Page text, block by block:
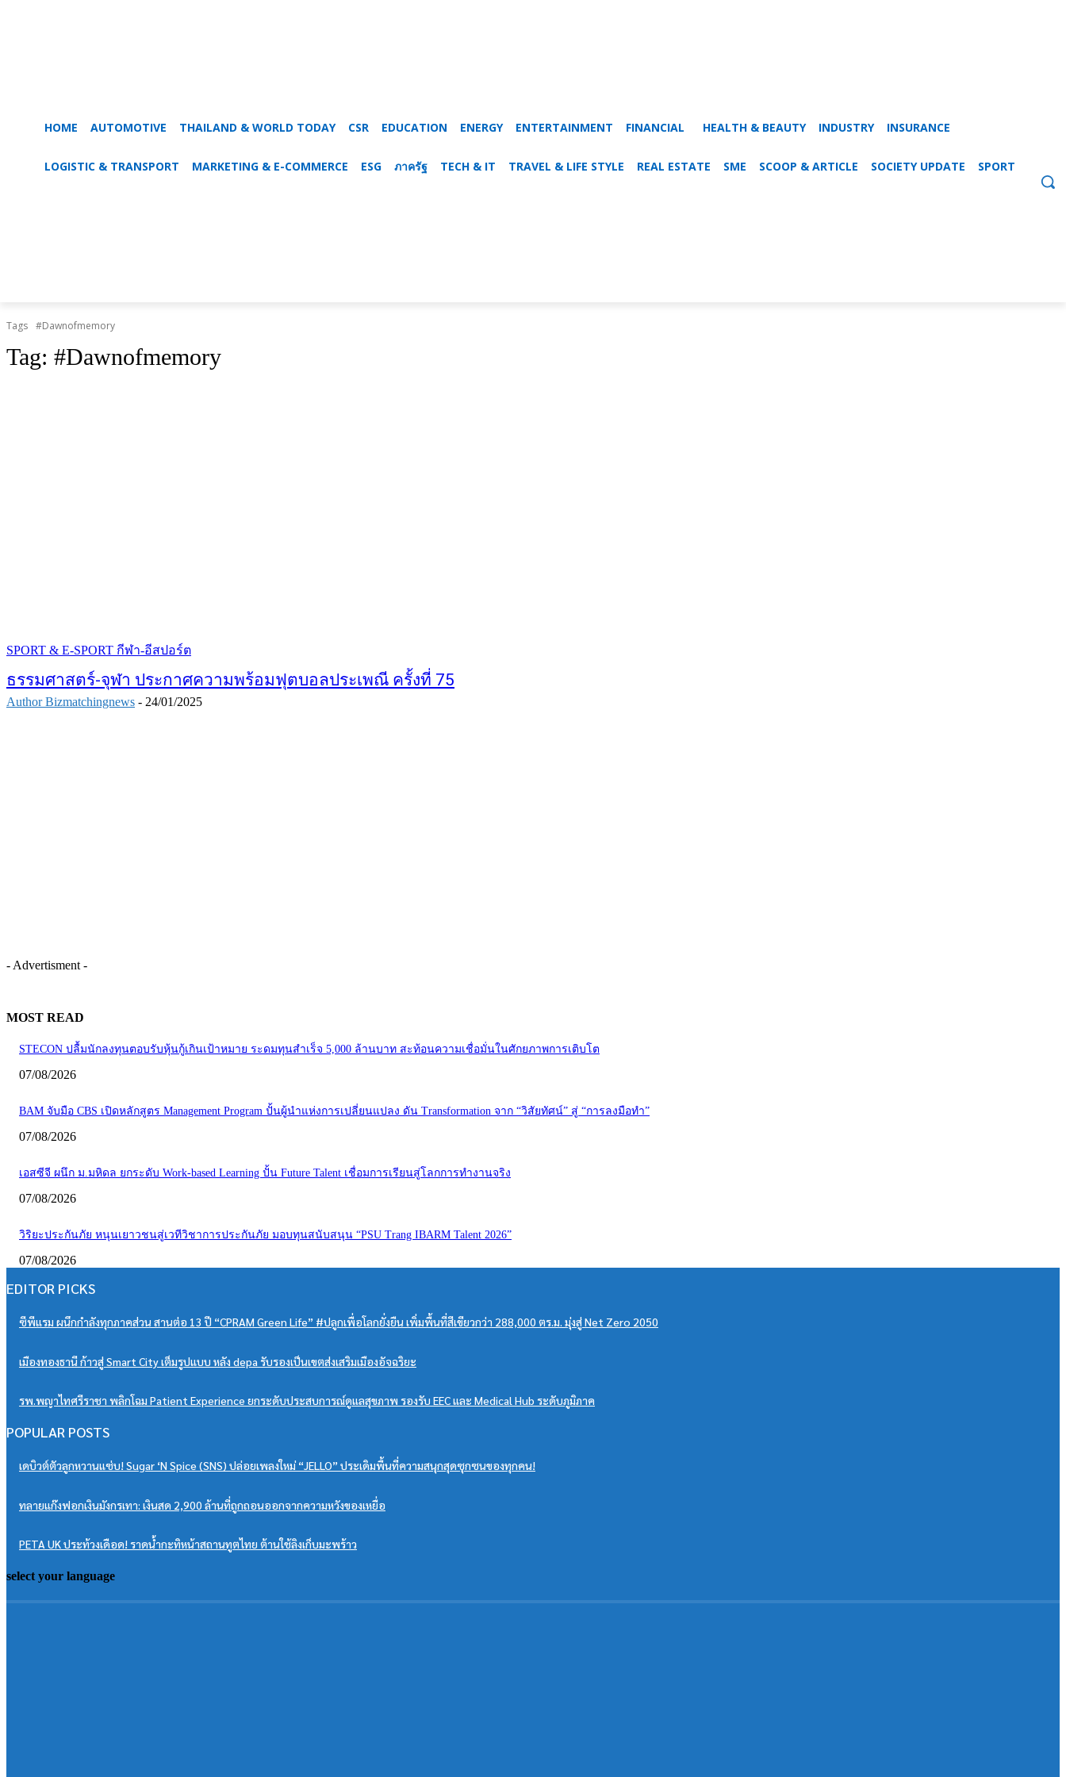
HOME AUTOMOTIVE THAILAND & WORLD TODAY CSR EDUCATION ENERGY ENTERTAINMENT FINANCIAL HEALTH & BEAUTY INDUSTRY INSURANCE
LOGISTIC & TRANSPORT MARKETING & E-COMMERCE ESG ภาครัฐ TECH & IT TRAVEL & LIFE STYLE REAL ESTATE SME SCOOP & ARTICLE SOCIETY UPDATE SPORT
Tags #Dawnofmemory
Tag: #Dawnofmemory
SPORT & E-SPORT กีฬา-อีสปอร์ต
ธรรมศาสตร์-จุฬา ประกาศความพร้อมฟุตบอลประเพณี ครั้งที่ 75
Author Bizmatchingnews - 24/01/2025
- Advertisment -
MOST READ
STECON ปลื้มนักลงทุนตอบรับหุ้นกู้เกินเป้าหมาย ระดมทุนสำเร็จ 5,000 ล้านบาท สะท้อนความเชื่อมั่นในศักยภาพการเติบโต
07/08/2026
BAM จับมือ CBS เปิดหลักสูตร Management Program ปั้นผู้นำแห่งการเปลี่ยนแปลง ดัน Transformation จาก “วิสัยทัศน์” สู่ “การลงมือทำ”
07/08/2026
เอสซีจี ผนึก ม.มหิดล ยกระดับ Work-based Learning ปั้น Future Talent เชื่อมการเรียนสู่โลกการทำงานจริง
07/08/2026
วิริยะประกันภัย หนุนเยาวชนสู่เวทีวิชาการประกันภัย มอบทุนสนับสนุน “PSU Trang IBARM Talent 2026”
07/08/2026
EDITOR PICKS
ซีพีแรม ผนึกกำลังทุกภาคส่วน สานต่อ 13 ปี “CPRAM Green Life” #ปลูกเพื่อโลกยั่งยืน เพิ่มพื้นที่สีเขียวกว่า 288,000 ตร.ม. มุ่งสู่ Net Zero 2050
เมืองทองธานี ก้าวสู่ Smart City เต็มรูปแบบ หลัง depa รับรองเป็นเขตส่งเสริมเมืองอัจฉริยะ
รพ.พญาไทศรีราชา พลิกโฉม Patient Experience ยกระดับประสบการณ์ดูแลสุขภาพ รองรับ EEC และ Medical Hub ระดับภูมิภาค
POPULAR POSTS
เดบิวต์ตัวลูกหวานแซ่บ! Sugar ‘N Spice (SNS) ปล่อยเพลงใหม่ “JELLO” ประเดิมพื้นที่ความสนุกสุดซุกซนของทุกคน!
ทลายแก๊งฟอกเงินมังกรเทา: เงินสด 2,900 ล้านที่ถูกถอนออกจากความหวังของเหยื่อ
PETA UK ประท้วงเดือด! ราดน้ำกะทิหน้าสถานทูตไทย ต้านใช้ลิงเก็บมะพร้าว
select your language